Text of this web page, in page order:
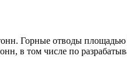
Горные отводы
в том числе по